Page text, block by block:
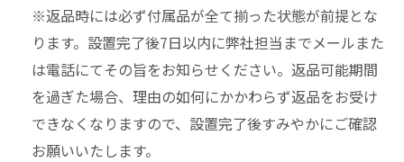
※返品時には必ず付属品が全て揃った状態が前提とな
ります。設置完了後7日以内に弊社担当までメールまた
は電話にてその旨をお知らせください。返品可能期間
を過ぎた場合、理由の如何にかかわらず返品をお受け
できなくなりますので、設置完了後すみやかにご確認
お願いいたします。